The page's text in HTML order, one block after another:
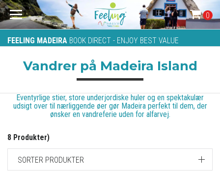
FEELING MADEIRA BOOK DIRECT - ENJOY BEST VALUE
0
Vandrer på Madeira Island
Eventyrlige stier, store underjordiske huler og en spektakulær
udsigt over til nærliggende øer gør Madeira perfekt til dem, der
ønsker en vandreferie uden for alfarvej.
8 Produkter)
SORTER PRODUKTER